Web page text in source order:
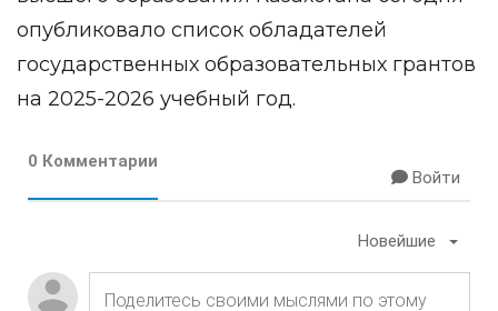
опубликовало список обладателей
государственных образовательных грантов
на 2025-2026 учебный год.
0 Комментарии
Войти
Новейшие